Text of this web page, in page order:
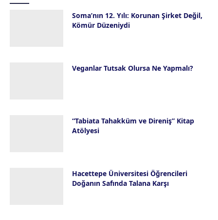
Soma’nın 12. Yılı: Korunan Şirket Değil,
Kömür Düzeniydi
Veganlar Tutsak Olursa Ne Yapmalı?
“Tabiata Tahakküm ve Direniş” Kitap
Atölyesi
Hacettepe Üniversitesi Öğrencileri
Doğanın Safında Talana Karşı